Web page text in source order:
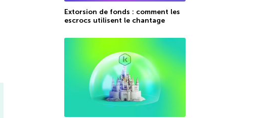
Extorsion de fonds : comment les
escrocs utilisent le chantage